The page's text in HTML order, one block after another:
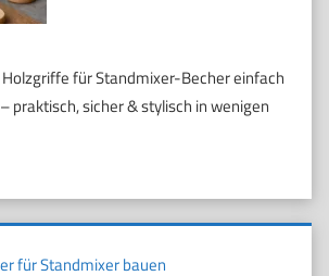
Holzgriffe für Standmixer-Becher einfach
praktisch, sicher & stylisch in wenigen
für Standmixer bauen